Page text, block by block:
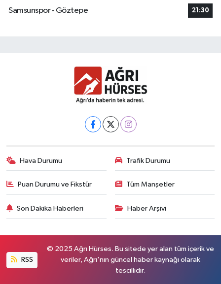
Samsunspor - Göztepe
21:30
Hava Durumu Trafik Durumu
Puan Durumu ve Fikstür Tüm Manşetler
Son Dakika Haberleri Haber Arşivi
RSS
© 2025 Ağrı Hürses. Bu sitede yer alan tüm içerik ve
veriler, Ağrı'nın güncel haber kaynağı olarak
tescillidir.